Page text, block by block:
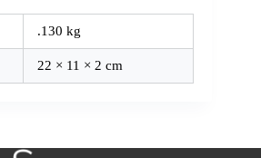
.130 kg
22 × 11 × 2 cm